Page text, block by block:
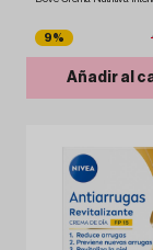
9%
Añadir al